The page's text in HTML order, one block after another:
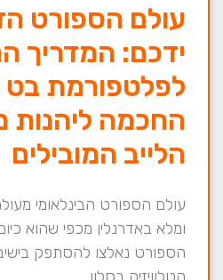
עולם הספורט
ידכם: המדריך
החכמה ליהנות
הלייב המובילים
עולם הספורט הבינלאומי
ומלא באדרנלין מכפי שהוא
הספורט נאלצו להסתפק
הטלוויזיה בסלון